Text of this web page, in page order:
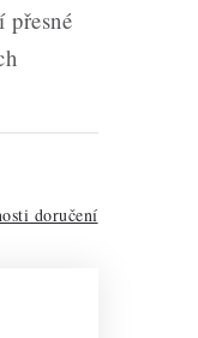
přesné
doručení